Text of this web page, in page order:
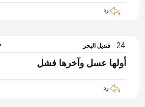
رد
24 قنديل البحر 7
أولها عسل وآخرها فشل
رد